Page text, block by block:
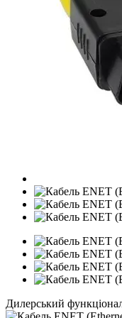
Дилерський